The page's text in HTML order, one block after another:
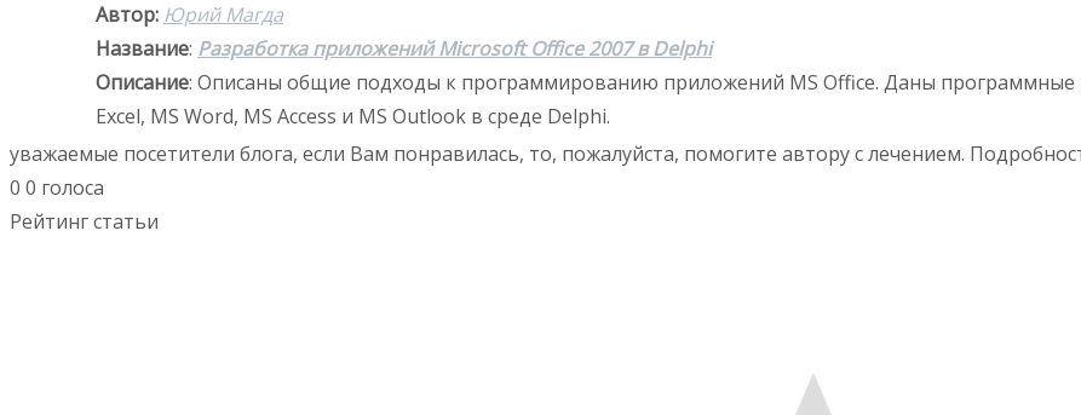
Автор: Юрий Магда
Название: Разработка приложений Microsoft Office 2007 в Delphi
Описание: Описаны общие подходы к программированию приложений MS Office. Даны программные
Excel, MS Word, MS Access и MS Outlook в среде Delphi.
уважаемые посетители блога, если Вам понравилась, то, пожалуйста, помогите автору с лечением.
0 0 голоса
Рейтинг статьи